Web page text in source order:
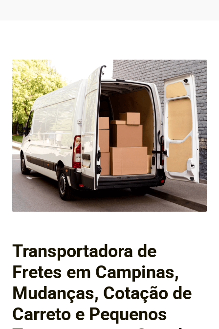
Transportadora de
Fretes em Campinas,
Mudanças, Cotação de
Carreto e Pequenos